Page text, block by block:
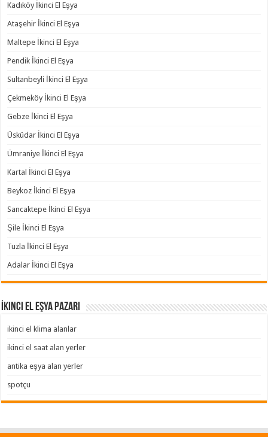
Kadıköy İkinci El Eşya
Ataşehir İkinci El Eşya
Maltepe İkinci El Eşya
Pendik İkinci El Eşya
Sultanbeyli İkinci El Eşya
Çekmeköy İkinci El Eşya
Gebze İkinci El Eşya
Üsküdar İkinci El Eşya
Ümraniye İkinci El Eşya
Kartal İkinci El Eşya
Beykoz İkinci El Eşya
Sancaktepe İkinci El Eşya
Şile İkinci El Eşya
Tuzla İkinci El Eşya
Adalar İkinci El Eşya
İkinci El Eşya Pazarı
ikinci el klima alanlar
ikinci el saat alan yerler
antika eşya alan yerler
spotçu